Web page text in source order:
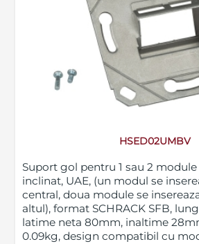
HSED02UMBV
Suport gol pentru 1 sau 2 module
inclinat, UAE, (un modul se
central, doua module se
altul), format SCHRACK SFB,
latime neta 80mm, inaltime
0.09kg, design compatibil cu